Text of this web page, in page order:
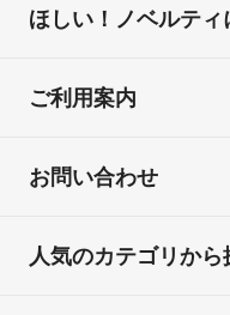
ほしい！ノベルティ
ご利用案内
お問い合わせ
人気のカテゴリから